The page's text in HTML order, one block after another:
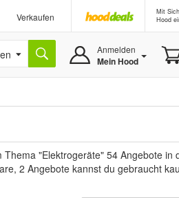
Verkaufen
Mit
Hood
Anmelden
Mein Hood
"Elektrogeräte" 54 Angebote in
2 Angebote kannst du gebraucht